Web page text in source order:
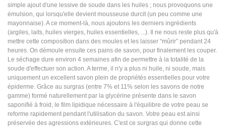
simple ajout d'une lessive de soude dans les huiles ; nous provoquons une
émulsion, qui lorsqu'elle devient mousseuse durcit (un peu comme une
mayonnaise). A ce moment-là, nous ajoutons les derniers ingrédients
(argiles, laits, huiles vierges, huiles essentielles, ...). Il ne nous reste plus qu'à
mettre cette composition dans des moules et les laisser “mûrir” pendant 24
heures. On démoule ensuite ces pains de savon, pour finalement les couper.
Le séchage dure environ 4 semaines afin de permettre à la totalité de la
soude d'effectuer son action. A terme, il n'y a plus ni huile, ni soude, mais
uniquement un excellent savon plein de propriétés essentielles pour votre
épiderme. Grâce au surgras (entre 7% et 11% selon les savons de notre
gamme) formé naturellement par la glycérine présente dans le savon
saponifié à froid, le film lipidique nécessaire à l'équilibre de votre peau se
reforme rapidement pendant l'utilisation du savon. Votre peau est ainsi
préservée des agressions extérieures. C'est ce surgras qui donne cette